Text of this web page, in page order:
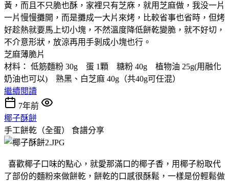
黃，而且不只脆也酥，家裡只有芝庥，就用芝麻做，我没一片
一片慢慢攤開，而是攤成一大片來烤，比較省事也省時，但烤
好趁熱就要馬上切小塊，不然溫度降低餅乾變脆，就不好切，
不介意形狀，放涼再用手剝成小塊也行。
芝麻薄脆片
材料： 低筋麵粉 30g 蛋 1顆 糖粉 40g 植物油 25g(用融化
奶油也可以) 熟黑、白芝麻 40g（共40g可任混）
繼續閱讀
7年前
椰子酥餅
手工餅乾（全蛋） 食譜分享
喜歡椰子口味的點心，就愛那滿口的椰子香，用椰子粉取代
了部份的麵粉來做餅乾，餅乾的口感很酥鬆，一樣是份輕鬆做